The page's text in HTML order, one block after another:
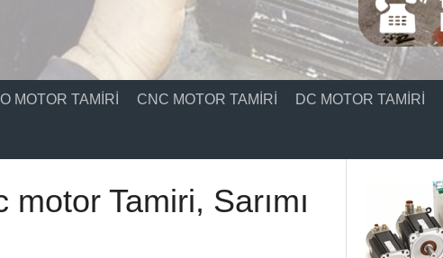
MOTOR TAMIRI CNC MOTOR TAMIRI DC MOTOR TAMIRI
motor Tamiri, Sarımı